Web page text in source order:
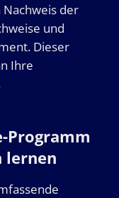
der
und
Dieser
Ihre
Programm
lernen